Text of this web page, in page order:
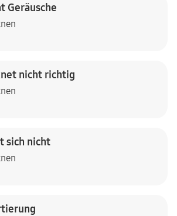
Geräusche
nicht richtig
sich nicht